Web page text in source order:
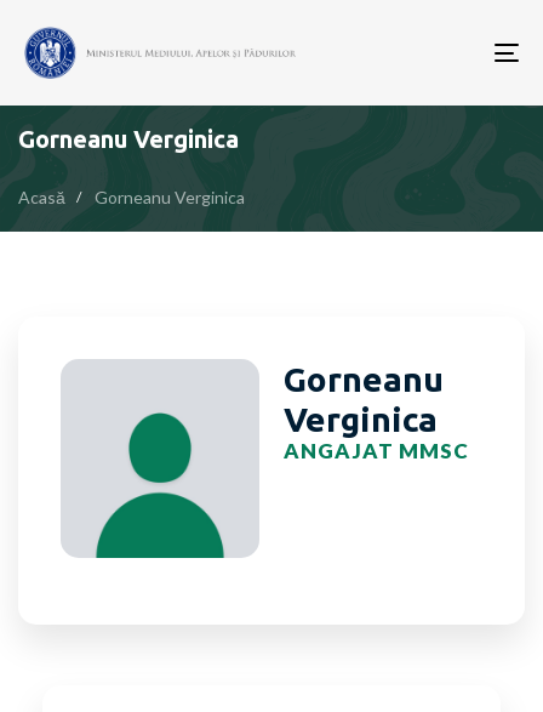
Gorneanu Verginica
Acasă Gorneanu Verginica
Gorneanu
Verginica
ANGAJAT MMSC